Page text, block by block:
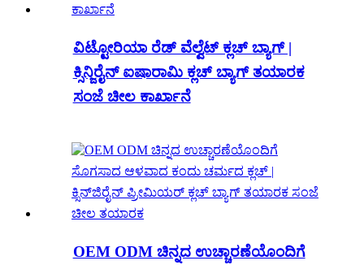
ವಿಟ್ಟೋರಿಯಾ ರೆಡ್ ವೆಲ್ವೆಟ್ ಕ್ಲಚ್ ಬ್ಯಾಗ್ |
ಕ್ಸಿನ್ಜಿರೈನ್ ಐಷಾರಾಮಿ ಕ್ಲಚ್ ಬ್ಯಾಗ್ ತಯಾರಕ
ಸಂಜೆ ಚೀಲ ಕಾರ್ಖಾನೆ
OEM ODM ಚಿನ್ನದ ಉಚ್ಚಾರಣೆಯೊಂದಿಗೆ